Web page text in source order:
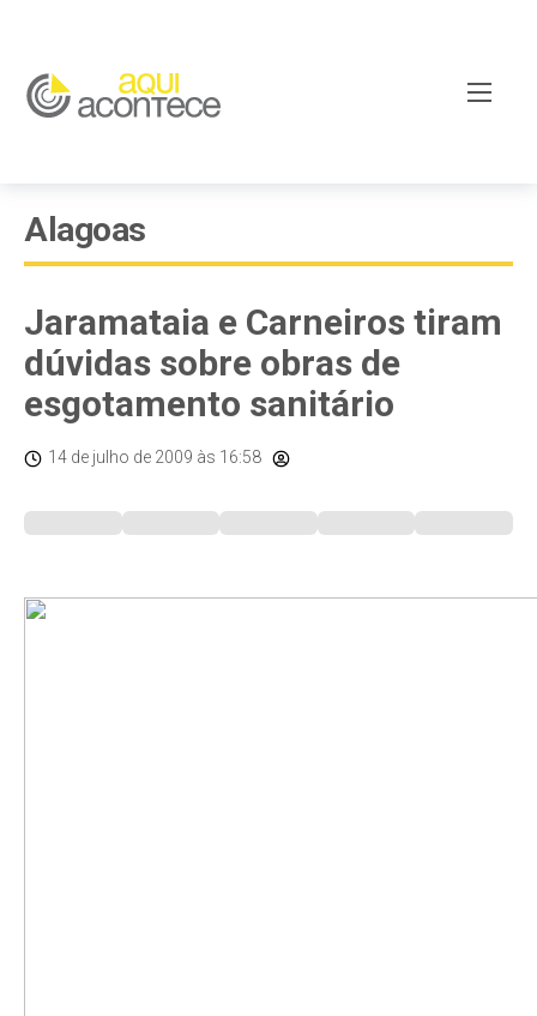
Alagoas
Jaramataia e Carneiros tiram
dúvidas sobre obras de
esgotamento sanitário
14 de julho de 2009 às 16:58